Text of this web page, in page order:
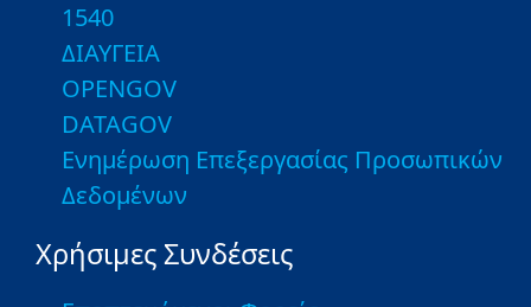
1540
ΔΙΑΥΓΕΙΑ
OPENGOV
DATAGOV
Ενημέρωση Επεξεργασίας Προσωπικών
Δεδομένων
Χρήσιμες Συνδέσεις